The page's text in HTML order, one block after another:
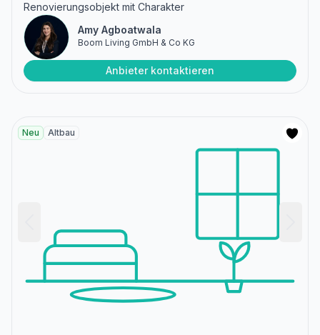
Renovierungsobjekt mit Charakter
Amy Agboatwala
Boom Living GmbH & Co KG
Anbieter kontaktieren
Neu Altbau